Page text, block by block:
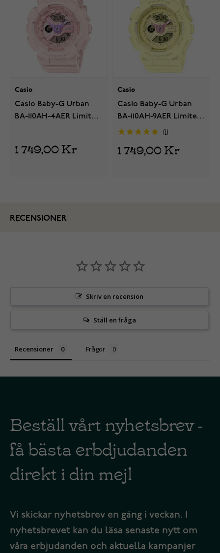
Casio
Casio Baby-G Urban
BA-110AH-4AER Limited
1 749,00 Kr
Casio
Casio Baby-G Urban
BA-110AH-9AER Limited
Edition
1 749,00 Kr
RECENSIONER
Skriv en recension
Ställ en fråga
Recensioner Frågor
Beställ vårt nyhetsbrev -
få bästa erbdjudanden
direkt i din mejl
Vi skickar nyhetsbrev en gång i veckan. I
nyhetsbrevet kan du läsa senaste nytt om
våra erbjudanden och aktuella kampanjer